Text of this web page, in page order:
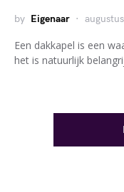
by Eigenaar
Een dakkapel is een
het is natuurlijk